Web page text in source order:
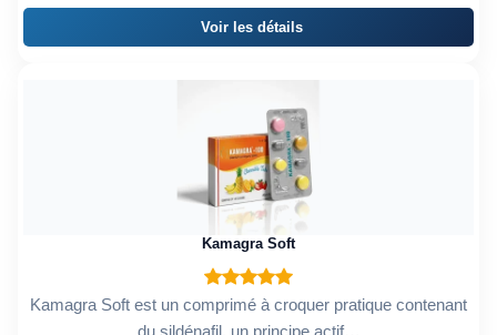
Voir les détails
Kamagra Soft
Kamagra Soft est un comprimé à croquer pratique contenant